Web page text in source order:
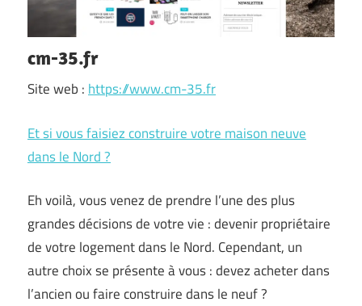
cm-35.fr
Site web : https://www.cm-35.fr
Et si vous faisiez construire votre maison neuve
dans le Nord ?
Eh voilà, vous venez de prendre l’une des plus
grandes décisions de votre vie : devenir propriétaire
de votre logement dans le Nord. Cependant, un
autre choix se présente à vous : devez acheter dans
l’ancien ou faire construire dans le neuf ?